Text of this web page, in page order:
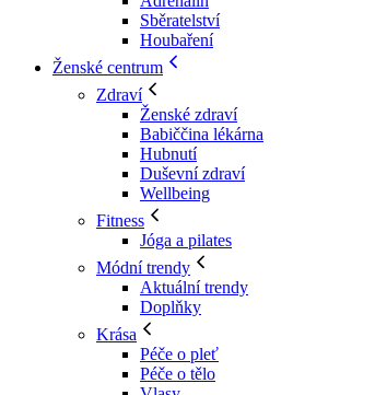
Sběratelství
Houbaření
Ženské centrum
Zdraví
Ženské zdraví
Babiččina lékárna
Hubnutí
Duševní zdraví
Wellbeing
Fitness
Jóga a pilates
Módní trendy
Aktuální trendy
Doplňky
Krása
Péče o pleť
Péče o tělo